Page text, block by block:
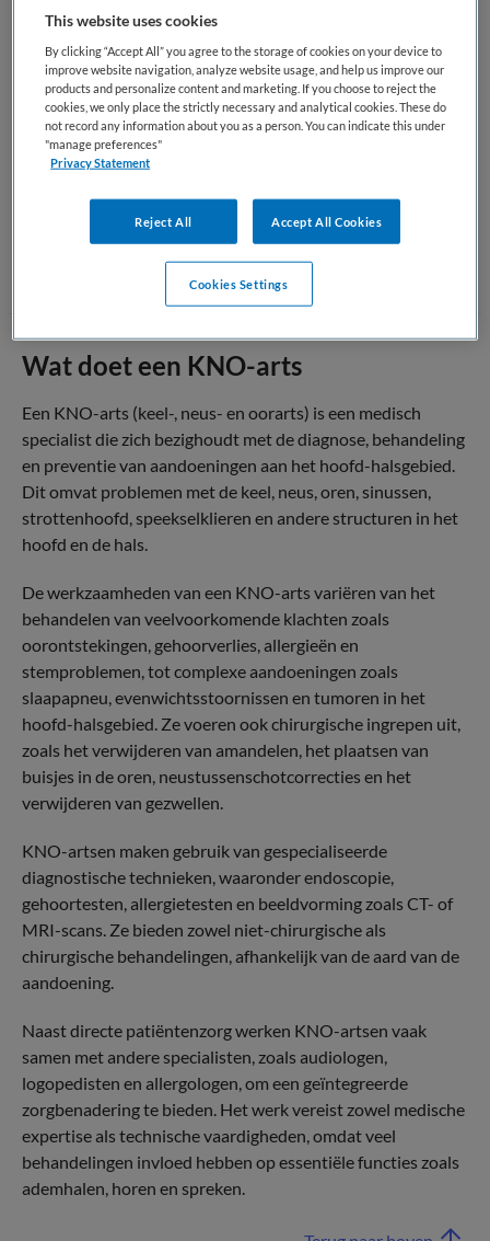
Het werk van een KNO-arts vereist een combinatie van
medische expertise, technische vaardigheden en goede
communicatieve vaardigheden, omdat veel behandelingen
invloed hebben op essentiële functies zoals horen, spreken
en ademhalen. Dit maakt de KNO-arts een belangrijke
Terug naar boven
Wat doet een KNO-arts
Een KNO-arts (keel-, neus- en oorarts) is een medisch
specialist die zich bezighoudt met de diagnose, behandeling
en preventie van aandoeningen aan het hoofd-halsgebied.
Dit omvat problemen met de keel, neus, oren, sinussen,
strottenhoofd, speekselklieren en andere structuren in het
hoofd en de hals.
De werkzaamheden van een KNO-arts variëren van het
behandelen van veelvoorkomende klachten zoals
oorontstekingen, gehoorverlies, allergieën en
stemproblemen, tot complexe aandoeningen zoals
slaapapneu, evenwichtsstoornissen en tumoren in het
hoofd-halsgebied. Ze voeren ook chirurgische ingrepen uit,
zoals het verwijderen van amandelen, het plaatsen van
buisjes in de oren, neustussenschotcorrecties en het
verwijderen van gezwellen.
KNO-artsen maken gebruik van gespecialiseerde
diagnostische technieken, waaronder endoscopie,
gehoortesten, allergietesten en beeldvorming zoals CT- of
MRI-scans. Ze bieden zowel niet-chirurgische als
chirurgische behandelingen, afhankelijk van de aard van de
aandoening.
Naast directe patiëntenzorg werken KNO-artsen vaak
samen met andere specialisten, zoals audiologen,
logopedisten en allergologen, om een geïntegreerde
zorgbenadering te bieden. Het werk vereist zowel medische
expertise als technische vaardigheden, omdat veel
behandelingen invloed hebben op essentiële functies zoals
ademhalen, horen en spreken.
This website uses cookies
By clicking “Accept All” you agree to the storage of cookies on your device to
improve website navigation, analyze website usage, and help us improve our
products and personalize content and marketing. If you choose to reject the
cookies, we only place the strictly necessary and analytical cookies. These do
not record any information about you as a person. You can indicate this under
"manage preferences"
Privacy Statement
Reject All Accept All Cookies
Cookies Settings